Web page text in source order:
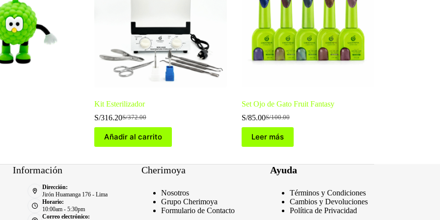
Kit Esterilizador
S/372.00
El
precio
original
era:
S/316.20El
precio
actual
es:
Añadir al carrito
Set Ojo de Gato Fruit Fantasy
S/100.00
El
precio
original
era:
S/85.00El
precio
actual
es:
Leer más
Información
Dirección:
Jirón Huamanga 176 - Lima
Horario:
10:00am - 5:30pm
Correo electrónico:
Cherimoya
Nosotros
Grupo Cherimoya
Formulario de Contacto
Ayuda
Términos y Condiciones
Cambios y Devoluciones
Política de Privacidad